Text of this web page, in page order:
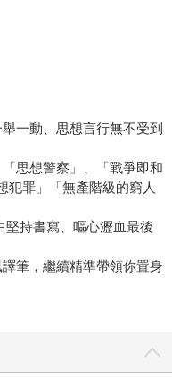
一動、思想言行無不受到
思想警察」、「戰爭即和
罪」「無產階級的窮人
堅持書寫、嘔心瀝血最後
筆，繼續精準帶領你置身